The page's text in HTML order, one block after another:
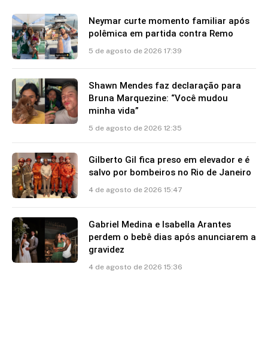
Neymar curte momento familiar após
polêmica em partida contra Remo
5 de agosto de 2026 17:39
Shawn Mendes faz declaração para
Bruna Marquezine: “Você mudou
minha vida”
5 de agosto de 2026 12:35
Gilberto Gil fica preso em elevador e é
salvo por bombeiros no Rio de Janeiro
4 de agosto de 2026 15:47
Gabriel Medina e Isabella Arantes
perdem o bebê dias após anunciarem a
gravidez
4 de agosto de 2026 15:36